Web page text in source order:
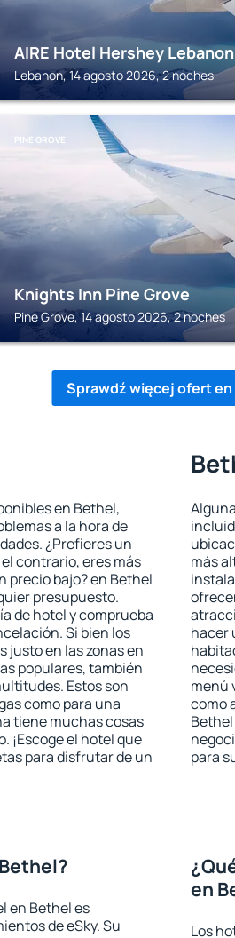
AIRE Hotel Hershey Lebanon
Lebanon, 14 agosto 2026, 2 noches
PINE GROVE
Knights Inn Pine Grove
Pine Grove, 14 agosto 2026, 2 noches
Sprawdź więcej ofert
en Bethel,
a la hora de
¿Prefieres un
contrario, eres más
precio bajo? en Bethel
presupuesto.
de hotel y comprueba
Si bien los
justo en las zonas en
populares, también
Estos son
como para una
tiene muchas cosas
¡Escoge el hotel que
para disfrutar de un
más
hacer
menú
como
para
en Bethel es
de eSky. Su
en
Los